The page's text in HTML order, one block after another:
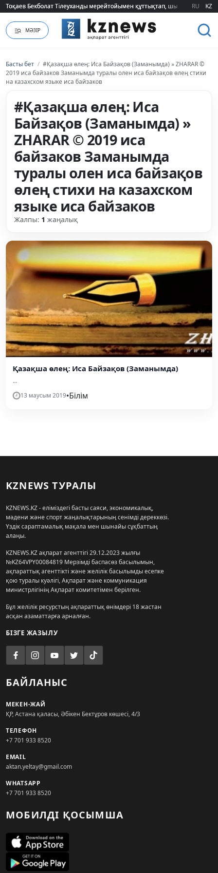
Тоқаев Бекболат Тілеуханды мерейтойымен құттықтап, шығармашылық
Тоқаев Бекболат Тілеуханды мерейтойымен құттықтап, шығармашылық
RU KZ
МӘЗІР
Басты бет / #Қазақша өлең: Иса Байзақов (Заманымда) » ZHARAR ©
2019 иса байзаков Заманымда туралы олен иса байзақов өлең стихи
на казахском языке иса байзаков
#Қазақша өлең: Иса
Байзақов (Заманымда) »
ZHARAR © 2019 иса
байзаков Заманымда
туралы олен иса байзақов
өлең стихи на казахском
языке иса байзаков
Жалпы: 1 жаңалық
Қазақша өлең: Иса Байзақов (Заманымда)
...
13 маусым 2019•Білім
KZNEWS ТУРАЛЫ
KZNEWS.KZ - еліміздегі басты саяси, экономикалық,
мәдени және спорт жаңалықтарының сенімді дереккөзі.
Үздік сараптамалық мақала мен шынайы сұқбаттың
алаңы.
KZNEWS.KZ ақпарат агенттігі 29.12.2023 жылғы
№KZ64VPY00084819 Мерзімді баспасөз басылымын,
ақпараттық агенттікті және желілік басылымды есепке
қою туралы куәлігі, Ақпарат және коммуникация
министрлігінің Ақпарат комитетімен берілген.
Бұл желілік ресурстың ақпараттық өнімдері 18 жастан
асқан азаматтарға арналған.
БІЗГЕ ЖАЗЫЛУ
БАЙЛАНЫС
МЕКЕН-ЖАЙ
ҚР, Астана қаласы, Әбікен Бектұров көшесі, 4/3
ТЕЛЕФОН
+7 701 933 8520
EMAIL
aktan.yeltay@gmail.com
WHATSAPP
+7 701 933 8520
МОБИЛДІ ҚОСЫМША